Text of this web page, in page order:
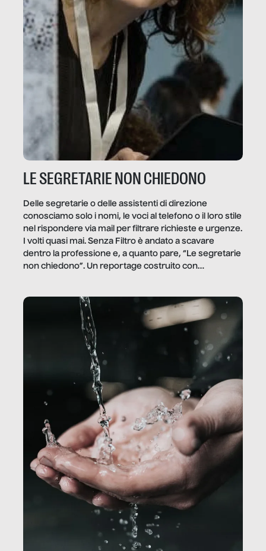
LE SEGRETARIE NON CHIEDONO
Delle segretarie o delle assistenti di direzione
conosciamo solo i nomi, le voci al telefono o il loro stile
nel rispondere via mail per filtrare richieste e urgenze.
I volti quasi mai. Senza Filtro è andato a scavare
dentro la professione e, a quanto pare, “Le segretarie
non chiedono”. Un reportage costruito con